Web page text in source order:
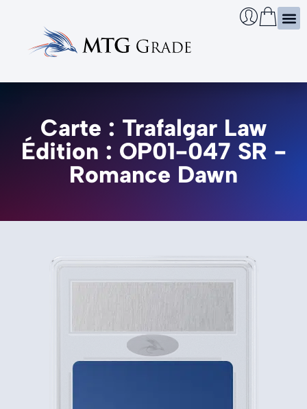
Carte : Trafalgar Law
Édition : OP01-047 SR -
Romance Dawn